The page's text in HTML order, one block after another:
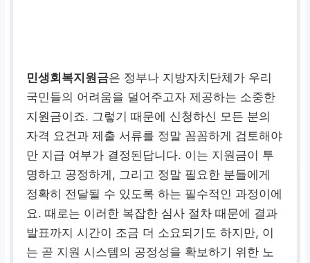
민생회복지원금은 정부나 지방자치단체가 우리
국민들의 어려움을 덜어주고자 제공하는 소중한
지원금이죠. 그렇기 때문에 신청하신 모든 분의
자격 요건과 제출 서류를 정말 꼼꼼하게 검토해야
만 지급 여부가 결정된답니다. 이는 지원금이 투
명하고 공정하게, 그리고 정말 필요한 분들에게
정확히 전달될 수 있도록 하는 필수적인 과정이에
요. 때로는 이러한 복잡한 심사 절차 때문에 결과
발표까지 시간이 조금 더 소요되기도 하지만, 이
는 곧 지원 시스템의 공정성을 확보하기 위한 노